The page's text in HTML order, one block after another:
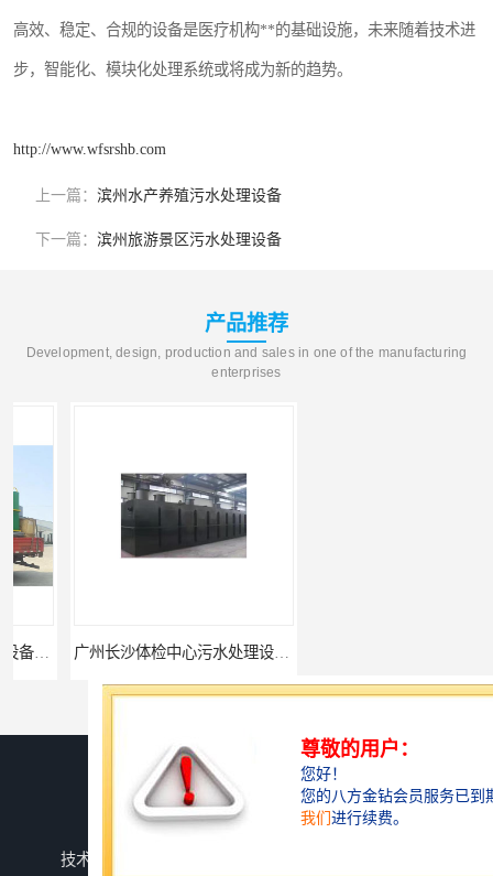
高效、稳定、合规的设备是医疗机构**的基础设施，未来随着技术进
步，智能化、模块化处理系统或将成为新的趋势。
http://www.wfsrshb.com
上一篇： 滨州水产养殖污水处理设备
下一篇： 滨州旅游景区污水处理设备
产品推荐
Development, design, production and sales in one of the manufacturing
enterprises
广州长沙体检中心污水处理设备厂家
您是第 位访客
版权所有 ©2026-08-09 鲁ICP备2024134526号-1
潍坊上善若水环保科技有限公司
技术支持：